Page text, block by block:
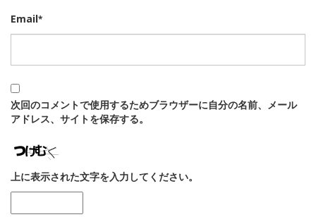
Email*
次回のコメントで使用するためブラウザーに自分の名前、メール
アドレス、サイトを保存する。
上に表示された文字を入力してください。